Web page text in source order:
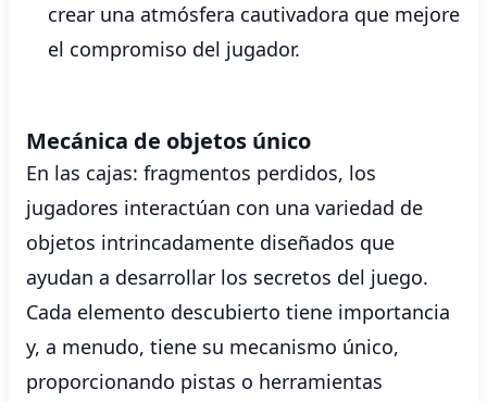
crear una atmósfera cautivadora que mejore
el compromiso del jugador.
Mecánica de objetos único
En las cajas: fragmentos perdidos, los
jugadores interactúan con una variedad de
objetos intrincadamente diseñados que
ayudan a desarrollar los secretos del juego.
Cada elemento descubierto tiene importancia
y, a menudo, tiene su mecanismo único,
proporcionando pistas o herramientas